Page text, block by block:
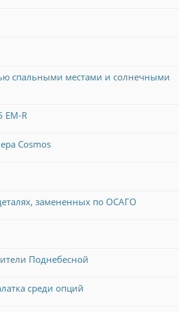
спальными местами и солнечными
EM-R
Cosmos
замененных по ОСАГО
Поднебесной
среди опций